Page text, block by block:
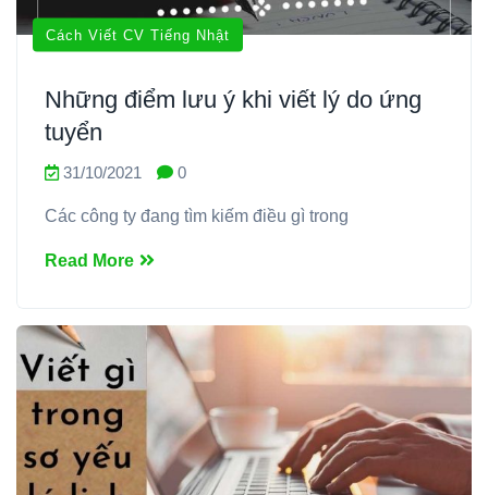
Cách Viết CV Tiếng Nhật
Những điểm lưu ý khi viết lý do ứng
tuyển
31/10/2021 0
Các công ty đang tìm kiếm điều gì trong
Read More